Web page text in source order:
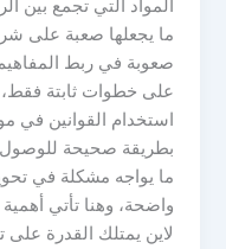
المواد التي تجمع بين
ما يجعلها صعبة على
صعوبة في ربط
على خطوات ثابتة فقط،
استخدام القوانين في
بطريقة صحيحة للوصول
ما يواجه مشكلة في
واضحة، وهنا تأتي
لاين يمتلك القدرة